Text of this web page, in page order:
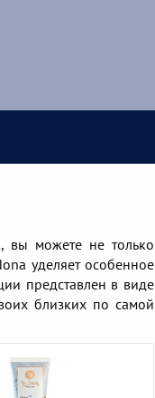
вы можете не только
уделяет особенное
представлен в виде
близких по самой